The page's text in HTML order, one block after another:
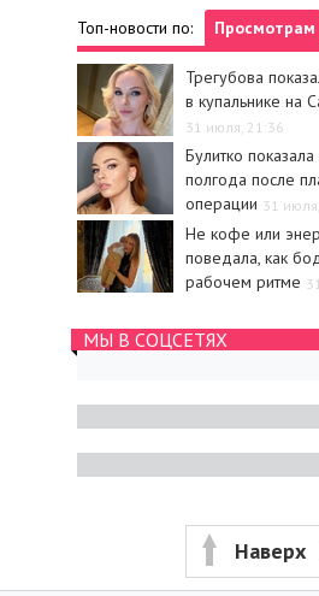
Топ-новости по: Просмотрам
Трегубова
в купальнике на
31 июля, 21:36
Булитко
полгода после
операции 31
Не кофе или
поведала, как
рабочем ритме
МЫ В СОЦСЕТЯХ
Наверх